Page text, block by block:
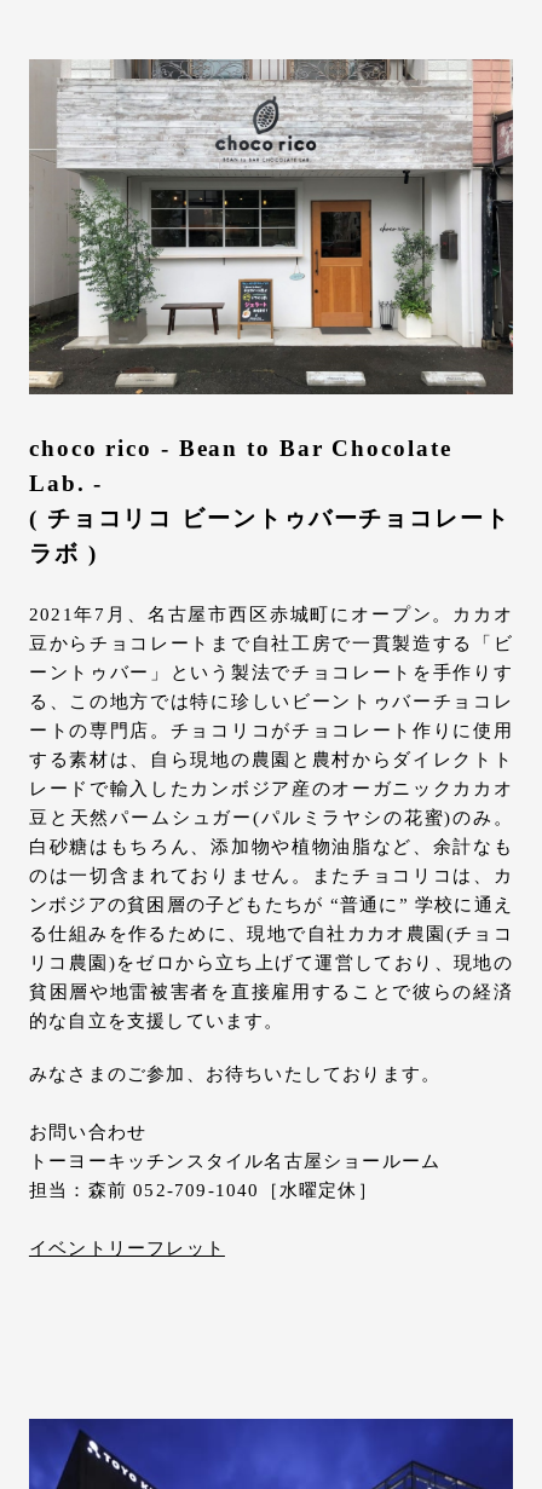
choco rico - Bean to Bar Chocolate
Lab. -
( チョコリコ ビーントゥバーチョコレート
ラボ )
2021年7月、名古屋市西区赤城町にオープン。カカオ
豆からチョコレートまで自社工房で一貫製造する「ビ
ーントゥバー」という製法でチョコレートを手作りす
る、この地方では特に珍しいビーントゥバーチョコレ
ートの専門店。チョコリコがチョコレート作りに使用
する素材は、自ら現地の農園と農村からダイレクトト
レードで輸入したカンボジア産のオーガニックカカオ
豆と天然パームシュガー(パルミラヤシの花蜜)のみ。
白砂糖はもちろん、添加物や植物油脂など、余計なも
のは一切含まれておりません。またチョコリコは、カ
ンボジアの貧困層の子どもたちが “普通に” 学校に通え
る仕組みを作るために、現地で自社カカオ農園(チョコ
リコ農園)をゼロから立ち上げて運営しており、現地の
貧困層や地雷被害者を直接雇用することで彼らの経済
的な自立を支援しています。
みなさまのご参加、お待ちいたしております。
お問い合わせ
トーヨーキッチンスタイル名古屋ショールーム
担当：森前 052-709-1040［水曜定休］
イベントリーフレット